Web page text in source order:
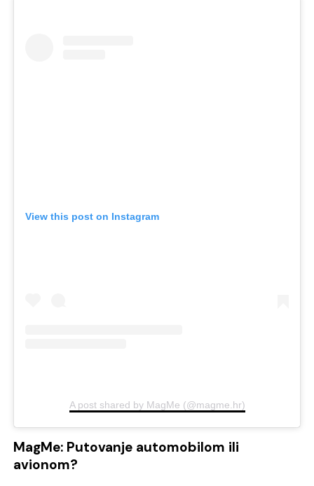
View this post on Instagram
A post shared by MagMe (@magme.hr)
MagMe: Putovanje automobilom ili
avionom?